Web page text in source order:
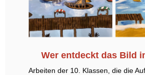
Wer entdeckt das Bild
Arbeiten der 10. Klassen, die die